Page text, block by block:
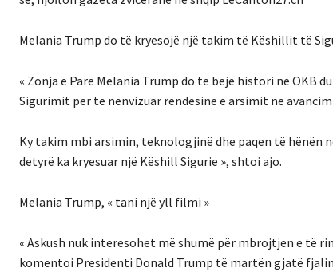
Melania Trump do të kryesojë një takim të Këshillit të
« Zonja e Parë Melania Trump do të bëjë histori në OKB
Sigurimit për të nënvizuar rëndësinë e arsimit në
Ky takim mbi arsimin, teknologjinë dhe paqen të hënën
detyrë ka kryesuar një Këshill Sigurie », shtoi ajo.
Melania Trump, « tani një yll filmi »
« Askush nuk interesohet më shumë për mbrojtjen e të
komentoi Presidenti Donald Trump të martën gjatë